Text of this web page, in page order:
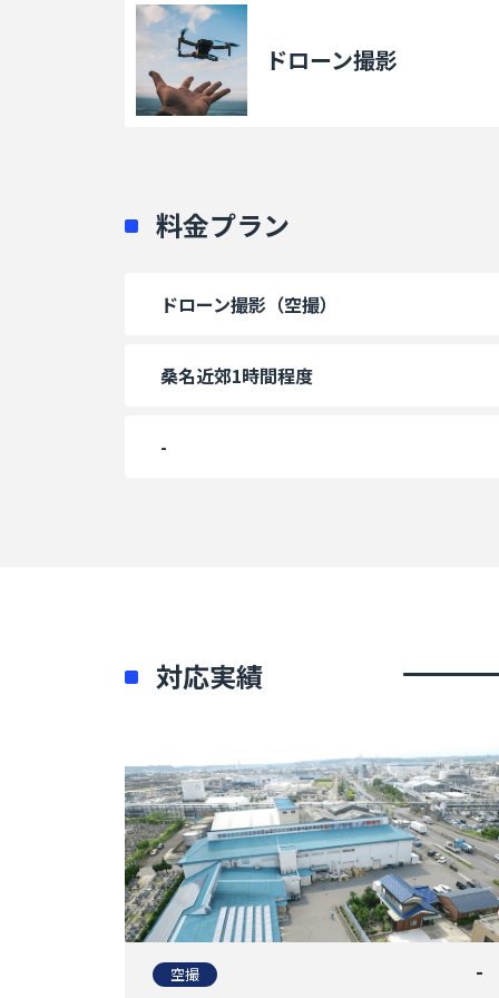
ドローン撮影
料金プラン
ドローン撮影（空撮）
桑名近郊1時間程度
-
対応実績
空撮 -